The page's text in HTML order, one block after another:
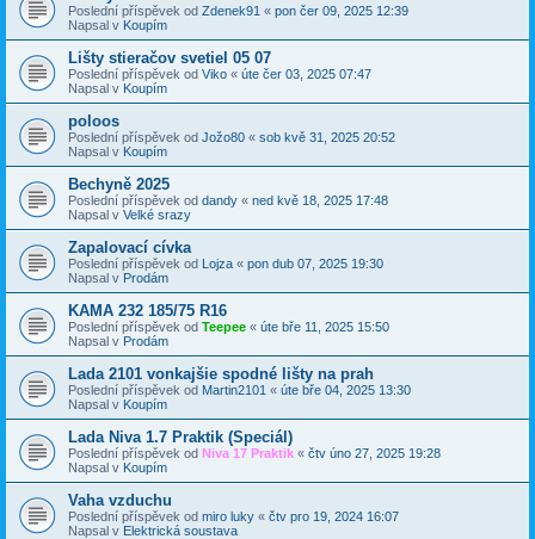
Poslední příspěvek od Zdenek91 « pon čer 09, 2025 12:39
Napsal v Koupím
Lišty stieračov svetiel 05 07
Poslední příspěvek od Viko « úte čer 03, 2025 07:47
Napsal v Koupím
poloos
Poslední příspěvek od Jožo80 « sob kvě 31, 2025 20:52
Napsal v Koupím
Bechyně 2025
Poslední příspěvek od dandy « ned kvě 18, 2025 17:48
Napsal v Velké srazy
Zapalovací cívka
Poslední příspěvek od Lojza « pon dub 07, 2025 19:30
Napsal v Prodám
KAMA 232 185/75 R16
Poslední příspěvek od Teepee « úte bře 11, 2025 15:50
Napsal v Prodám
Lada 2101 vonkajšie spodné lišty na prah
Poslední příspěvek od Martin2101 « úte bře 04, 2025 13:30
Napsal v Koupím
Lada Niva 1.7 Praktik (Speciál)
Poslední příspěvek od Niva 17 Praktik « čtv úno 27, 2025 19:28
Napsal v Koupím
Vaha vzduchu
Poslední příspěvek od miro luky « čtv pro 19, 2024 16:07
Napsal v Elektrická soustava